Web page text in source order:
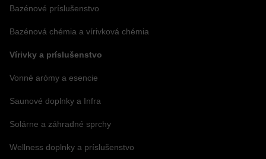
Bazénové príslušenstvo
Bazénová chémia a vírivková chémia
Vírivky a príslušenstvo
Vonné arómy a esencie
Saunové doplnky a Infra
Solárne a záhradné sprchy
Wellness doplnky a príslušenstvo